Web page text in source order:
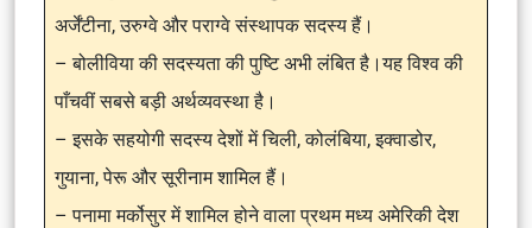
अर्जेंटीना, उरुग्वे और पराग्वे संस्थापक सदस्य हैं।
– बोलीविया की सदस्यता की पुष्टि अभी लंबित है।यह विश्व की
पाँचवीं सबसे बड़ी अर्थव्यवस्था है।
– इसके सहयोगी सदस्य देशों में चिली, कोलंबिया, इक्वाडोर,
गुयाना, पेरू और सूरीनाम शामिल हैं।
– पनामा मर्कोसुर में शामिल होने वाला प्रथम मध्य अमेरिकी देश